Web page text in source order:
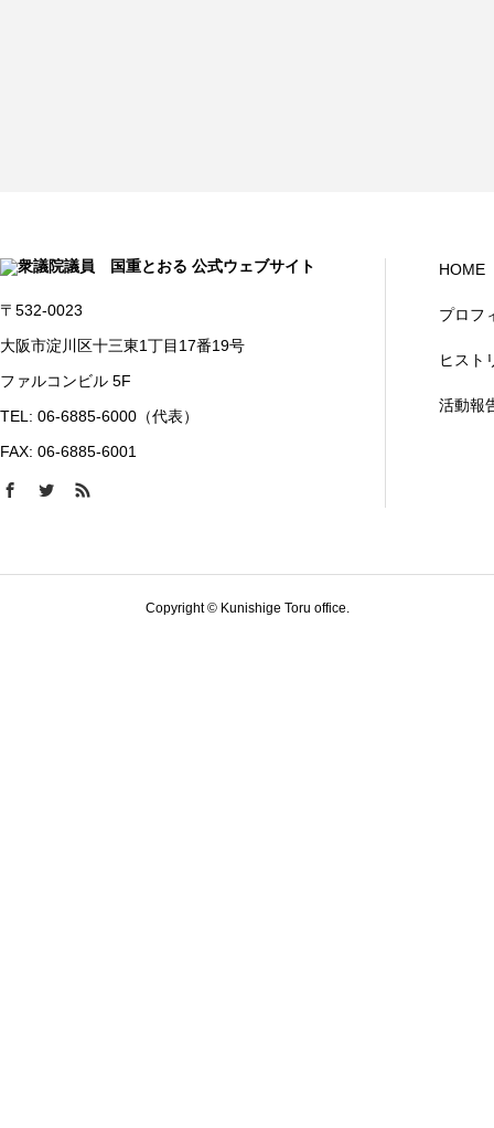
〒532-0023
大阪市淀川区十三東1丁目17番19号
ファルコンビル 5F
TEL: 06-6885-6000（代表）
FAX: 06-6885-6001
HOME
プロフ
ヒスト
活動報
Copyright © Kunishige Toru office.